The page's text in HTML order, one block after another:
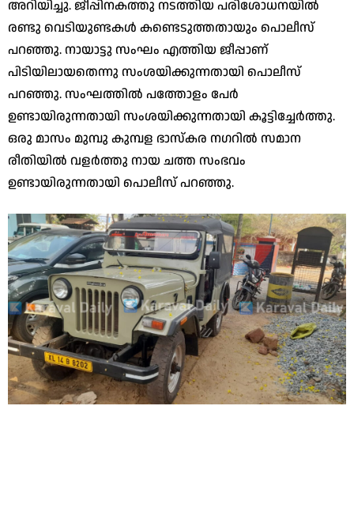
അറിയിച്ചു. ജീപ്പിനകത്തു നടത്തിയ പരിശോധനയില്‍
രണ്ടു വെടിയുണ്ടകള്‍ കണ്ടെടുത്തതായും പൊലീസ്
പറഞ്ഞു. നായാട്ടു സംഘം എത്തിയ ജീപ്പാണ്
പിടിയിലായതെന്നു സംശയിക്കുന്നതായി പൊലീസ്
പറഞ്ഞു. സംഘത്തില്‍ പത്തോളം പേര്‍
ഉണ്ടായിരുന്നതായി സംശയിക്കുന്നതായി കൂട്ടിച്ചേര്‍ത്തു.
ഒരു മാസം മുമ്പു കുമ്പള ഭാസ്‌കര നഗറില്‍ സമാന
രീതിയില്‍ വളര്‍ത്തു നായ ചത്ത സംഭവം
ഉണ്ടായിരുന്നതായി പൊലീസ് പറഞ്ഞു.